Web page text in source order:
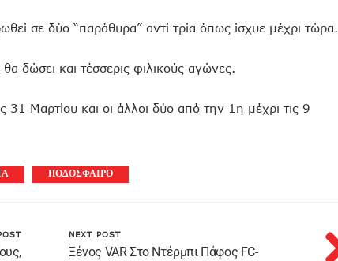
σε δύο “παράθυρα” αντί τρία όπως ίσχυε μέχρι τώρα.
δώσει και τέσσερις φιλικούς αγώνες.
31 Μαρτίου και οι άλλοι δύο από την 1η μέχρι τις 9
ΠΟΔΟΣΦΑΙΡΟ
NEXT POST
Ξένος VAR Στο Ντέρμπι Πάφος FC-